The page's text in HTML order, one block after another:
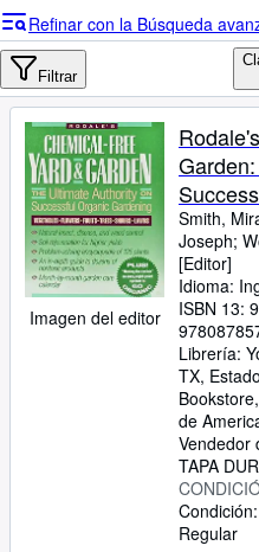
Búsqueda avanzada
Colecciones
Libros antiguos
Arte y coleccionismo
Vendedores
Comenzar a vender
Ayuda
Refinar con la Búsqueda
Filtrar
Imagen del editor
Smith,
Joseph;
[Editor]
Idioma:
ISBN 13:
Librería:
TX,
Bookstore,
de
Vendedor
TAPA
Regular